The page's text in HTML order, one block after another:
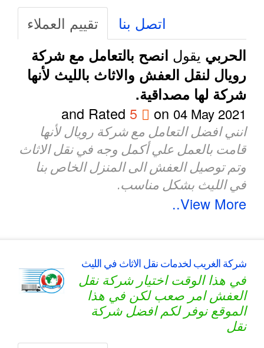
تقييم العملاء اتصل بنا
الحربييقولانصح بالتعامل مع شركة
رويال لنقل العفش والاثاث بالليث لأنها
شركة لها مصداقية.
and Rated5 on04 May 2021
انني افضل التعامل مع شركة رويال لأنها
قامت بالعمل علي أكمل وجه في نقل الاثاث
وتم توصيل العفش الى المنزل الخاص بنا
في الليث بشكل مناسب.
View More..
شركة الغريب لخدمات نقل الاثاث في الليث
في هذا الوقت اختيار شركة نقل
العفش امر صعب لكن في هذا
الموقع نوفر لكم افضل شركة
نقل